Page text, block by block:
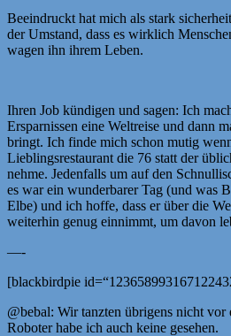
Beeindruckt hat mich als stark
der Umstand, dass es wirklich
wagen ihn ihrem Leben.
Ihren Job kündigen und sagen: Ich
Ersparnissen eine Weltreise und dann
bringt. Ich finde mich schon mutig
Lieblingsrestaurant die 76 statt der
nehme. Jedenfalls um auf den
es war ein wunderbarer Tag (und was
Elbe) und ich hoffe, dass er über die
weiterhin genug einnimmt, um davon
—-
[blackbirdpie
@bebal: Wir tanzten übrigens nicht vor
Roboter habe ich auch keine gesehen.